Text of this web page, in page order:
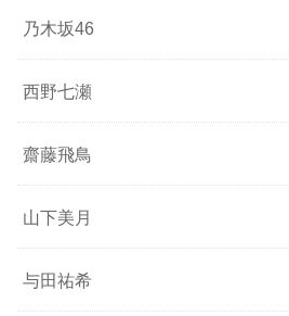
乃木坂46
西野七瀬
齋藤飛鳥
山下美月
与田祐希